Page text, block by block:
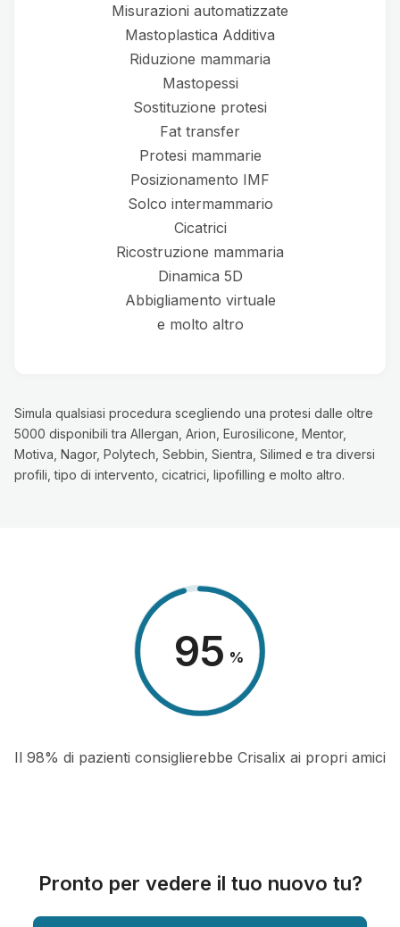
Misurazioni automatizzate
Mastoplastica Additiva
Riduzione mammaria
Mastopessi
Sostituzione protesi
Fat transfer
Protesi mammarie
Posizionamento IMF
Solco intermammario
Cicatrici
Ricostruzione mammaria
Dinamica 5D
Abbigliamento virtuale
e molto altro
Simula qualsiasi procedura scegliendo una protesi dalle oltre
5000 disponibili tra Allergan, Arion, Eurosilicone, Mentor,
Motiva, Nagor, Polytech, Sebbin, Sientra, Silimed e tra diversi
profili, tipo di intervento, cicatrici, lipofilling e molto altro.
98 %
Il 98% di pazienti consiglierebbe Crisalix ai propri amici
Pronto per vedere il tuo nuovo tu?